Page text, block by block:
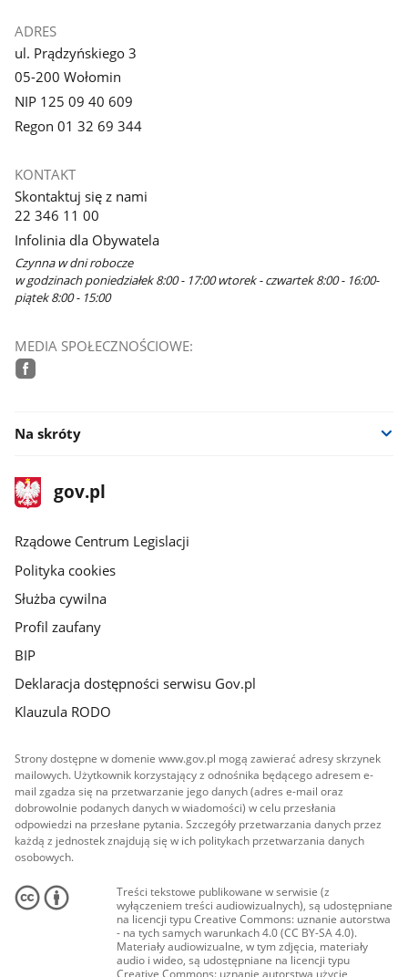
ADRES
ul. Prądzyńskiego 3
05-200 Wołomin
NIP 125 09 40 609
Regon 01 32 69 344
KONTAKT
Skontaktuj się z nami
22 346 11 00
Infolinia dla Obywatela
Czynna w dni robocze
w godzinach poniedziałek 8:00 - 17:00 wtorek - czwartek 8:00 - 16:00-
piątek 8:00 - 15:00
MEDIA SPOŁECZNOŚCIOWE:
Na skróty
stopka
gov.plStrona
gov.pl
Rządowe Centrum Legislacji
Polityka cookies
Służba cywilna
Profil zaufany
BIP
Deklaracja dostępności serwisu Gov.pl
Klauzula RODO
Strony dostępne w domenie www.gov.pl mogą zawierać adresy skrzynek
mailowych. Użytkownik korzystający z odnośnika będącego adresem e-
mail zgadza się na przetwarzanie jego danych (adres e-mail oraz
dobrowolnie podanych danych w wiadomości) w celu przesłania
odpowiedzi na przesłane pytania. Szczegóły przetwarzania danych przez
każdą z jednostek znajdują się w ich politykach przetwarzania danych
osobowych.
Treści tekstowe publikowane w serwisie (z
wyłączeniem treści audiowizualnych), są udostępniane
na licencji typu Creative Commons: uznanie autorstwa
- na tych samych warunkach 4.0 (CC BY-SA 4.0).
Materiały audiowizualne, w tym zdjęcia, materiały
audio i wideo, są udostępniane na licencji typu
Creative Commons: uznanie autorstwa użycie